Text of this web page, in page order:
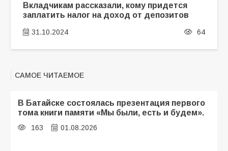
Вкладчикам рассказали, кому придется
заплатить налог на доход от депозитов
31.10.2024 64
САМОЕ ЧИТАЕМОЕ
В Батайске состоялась презентация первого
тома книги памяти «Мы были, есть и будем».
163 01.08.2026